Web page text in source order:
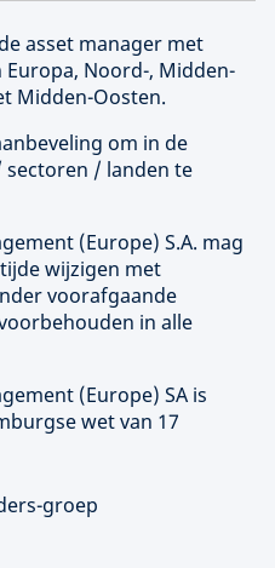
asset manager met
Europa, Noord-, Midden-
Midden-Oosten.
om in de
/ landen te
(Europe) S.A. mag
wijzigen met
voorafgaande
in alle
(Europe) SA is
wet van 17
groep